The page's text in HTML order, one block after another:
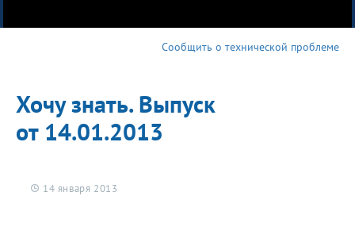
Сообщить о технической проблеме
Хочу знать. Выпуск
от 14.01.2013
14 января 2013